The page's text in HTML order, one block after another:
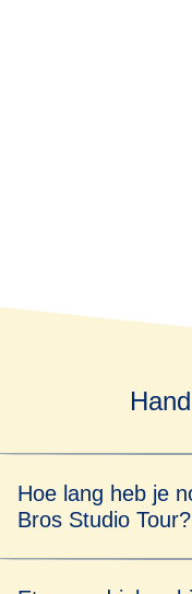
Hoe lang heb je
Bros Studio Tour?